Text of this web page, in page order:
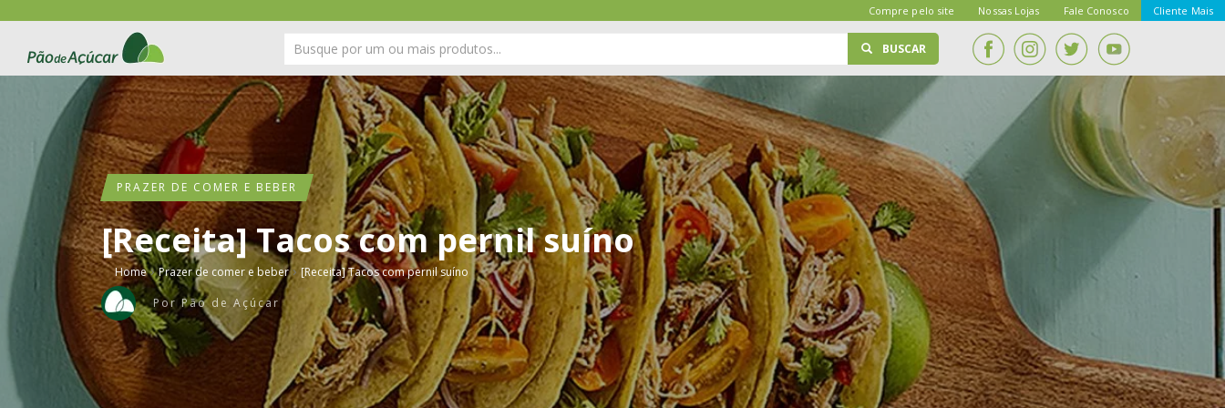
Compre pelo site Nossas Lojas Fale Conosco Cliente Mais
BUSCAR
PRAZER DE COMER E BEBER
[Receita] Tacos com pernil suíno
Home › Prazer de comer e beber › [Receita] Tacos com pernil suíno
PorPão de Açúcar